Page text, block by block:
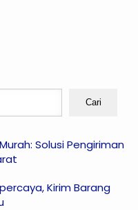
Cari
Solusi Pengiriman
Kirim Barang